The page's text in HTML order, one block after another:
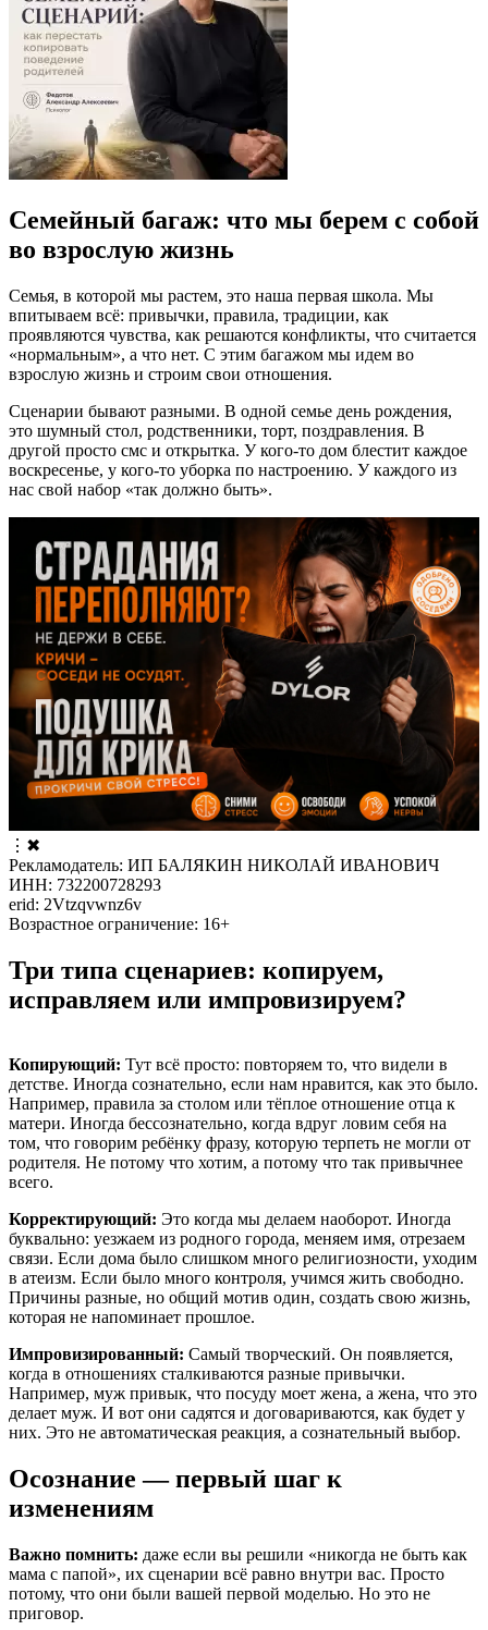
Семейный багаж: что мы берем с собой
во взрослую жизнь
Семья, в которой мы растем, это наша первая школа. Мы
впитываем всё: привычки, правила, традиции, как
проявляются чувства, как решаются конфликты, что считается
«нормальным», а что нет. С этим багажом мы идем во
взрослую жизнь и строим свои отношения.
Сценарии бывают разными. В одной семье день рождения,
это шумный стол, родственники, торт, поздравления. В
другой просто смс и открытка. У кого-то дом блестит каждое
воскресенье, у кого-то уборка по настроению. У каждого из
нас свой набор «так должно быть».
⋮ ✖
Рекламодатель: ИП БАЛЯКИН НИКОЛАЙ ИВАНОВИЧ
ИНН: 732200728293
erid: 2Vtzqvwnz6v
Возрастное ограничение: 16+
Три типа сценариев: копируем,
исправляем или импровизируем?
Копирующий: Тут всё просто: повторяем то, что видели в
детстве. Иногда сознательно, если нам нравится, как это было.
Например, правила за столом или тёплое отношение отца к
матери. Иногда бессознательно, когда вдруг ловим себя на
том, что говорим ребёнку фразу, которую терпеть не могли от
родителя. Не потому что хотим, а потому что так привычнее
всего.
Корректирующий: Это когда мы делаем наоборот. Иногда
буквально: уезжаем из родного города, меняем имя, отрезаем
связи. Если дома было слишком много религиозности, уходим
в атеизм. Если было много контроля, учимся жить свободно.
Причины разные, но общий мотив один, создать свою жизнь,
которая не напоминает прошлое.
Импровизированный: Самый творческий. Он появляется,
когда в отношениях сталкиваются разные привычки.
Например, муж привык, что посуду моет жена, а жена, что это
делает муж. И вот они садятся и договариваются, как будет у
них. Это не автоматическая реакция, а сознательный выбор.
Осознание — первый шаг к
изменениям
Важно помнить: даже если вы решили «никогда не быть как
мама с папой», их сценарии всё равно внутри вас. Просто
потому, что они были вашей первой моделью. Но это не
приговор.